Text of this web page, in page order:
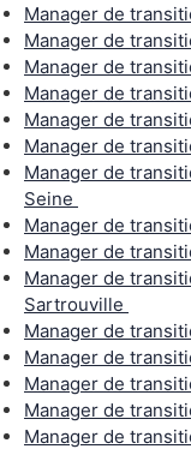
Manager de
Manager de
Manager de
Manager de
Manager de
Manager de
Manager de
Seine
Manager de
Manager de
Manager de
Sartrouville
Manager de
Manager de
Manager de
Manager de
Manager de